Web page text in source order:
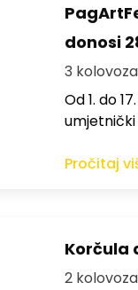
donosi
3
Od 1. do
Pročitaj
Korčula
2